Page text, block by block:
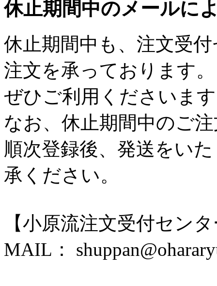
休止期間中のメールに
休止期間中も、注文受
注文を承っております。
ぜひご利用くださいま
なお、休止期間中のご
順次登録後、発送をい
承ください。
【小原流注文受付セン
MAIL：